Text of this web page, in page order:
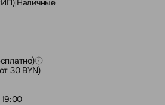
| Наличные
30 BYN)